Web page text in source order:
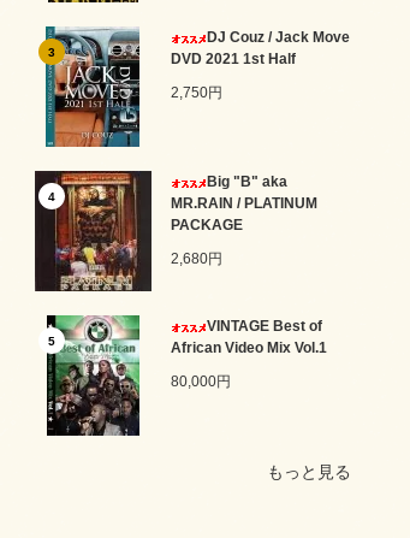
3
DJ Couz / Jack Move
DVD 2021 1st Half
2,750円
4
Big "B" aka
MR.RAIN / PLATINUM
PACKAGE
2,680円
5
VINTAGE Best of
African Video Mix Vol.1
80,000円
もっと見る